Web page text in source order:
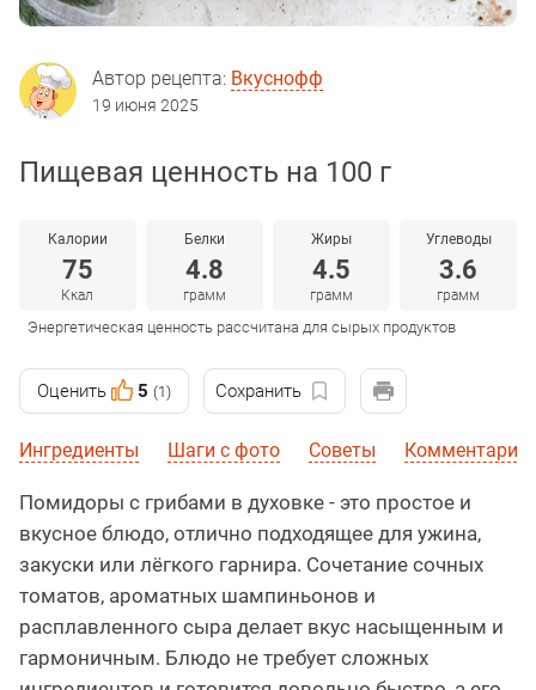
Автор рецепта: Вкуснофф
19 июня 2025
Пищевая ценность на 100 г
Калории
75
Ккал
Белки
4.8
грамм
Жиры
4.5
грамм
Углеводы
3.6
грамм
Энергетическая ценность рассчитана для сырых продуктов
Оценить 5 (1) Сохранить
Ингредиенты Шаги с фото Советы Комментарии
Помидоры с грибами в духовке - это простое и
вкусное блюдо, отлично подходящее для ужина,
закуски или лёгкого гарнира. Сочетание сочных
томатов, ароматных шампиньонов и
расплавленного сыра делает вкус насыщенным и
гармоничным. Блюдо не требует сложных